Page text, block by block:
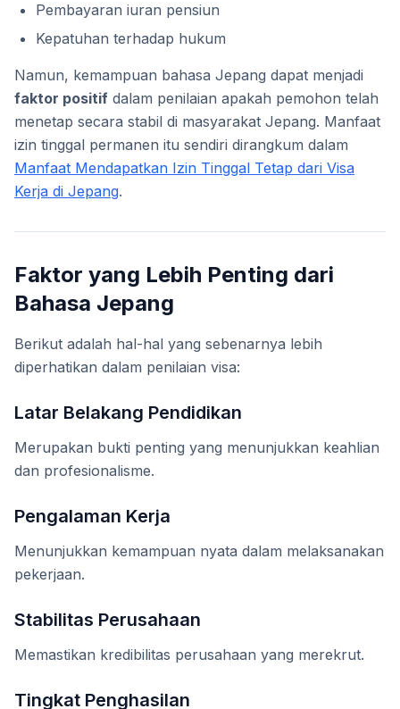
Pembayaran iuran pensiun
Kepatuhan terhadap hukum
Namun, kemampuan bahasa Jepang dapat menjadi
faktor positif dalam penilaian apakah pemohon telah
menetap secara stabil di masyarakat Jepang. Manfaat
izin tinggal permanen itu sendiri dirangkum dalam
Manfaat Mendapatkan Izin Tinggal Tetap dari Visa
Kerja di Jepang.
Faktor yang Lebih Penting dari
Bahasa Jepang
Berikut adalah hal-hal yang sebenarnya lebih
diperhatikan dalam penilaian visa:
Latar Belakang Pendidikan
Merupakan bukti penting yang menunjukkan keahlian
dan profesionalisme.
Pengalaman Kerja
Menunjukkan kemampuan nyata dalam melaksanakan
pekerjaan.
Stabilitas Perusahaan
Memastikan kredibilitas perusahaan yang merekrut.
Tingkat Penghasilan